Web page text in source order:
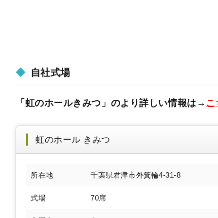
自社式場
「虹のホールきみつ」のより詳しい情報は→ こ
虹のホール きみつ
所在地 千葉県君津市外箕輪4-31-8
式場 70席